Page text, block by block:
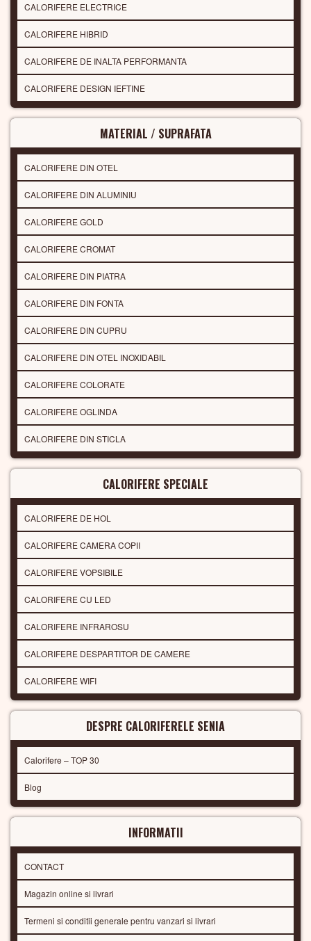
CALORIFERE ELECTRICE
CALORIFERE HIBRID
CALORIFERE DE INALTA PERFORMANTA
CALORIFERE DESIGN IEFTINE
MATERIAL / SUPRAFATA
CALORIFERE DIN OTEL
CALORIFERE DIN ALUMINIU
CALORIFERE GOLD
CALORIFERE CROMAT
CALORIFERE DIN PIATRA
CALORIFERE DIN FONTA
CALORIFERE DIN CUPRU
CALORIFERE DIN OTEL INOXIDABIL
CALORIFERE COLORATE
CALORIFERE OGLINDA
CALORIFERE DIN STICLA
CALORIFERE SPECIALE
CALORIFERE DE HOL
CALORIFERE CAMERA COPII
CALORIFERE VOPSIBILE
CALORIFERE CU LED
CALORIFERE INFRAROSU
CALORIFERE DESPARTITOR DE CAMERE
CALORIFERE WIFI
DESPRE CALORIFERELE SENIA
Calorifere – TOP 30
Blog
INFORMATII
CONTACT
Magazin online si livrari
Termeni si conditii generale pentru vanzari si livrari